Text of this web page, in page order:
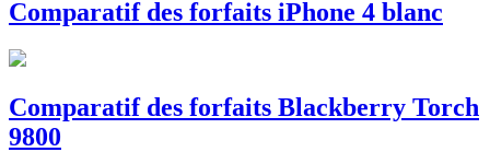
Comparatif des forfaits iPhone 4 blanc
Comparatif des forfaits Blackberry Torch
9800